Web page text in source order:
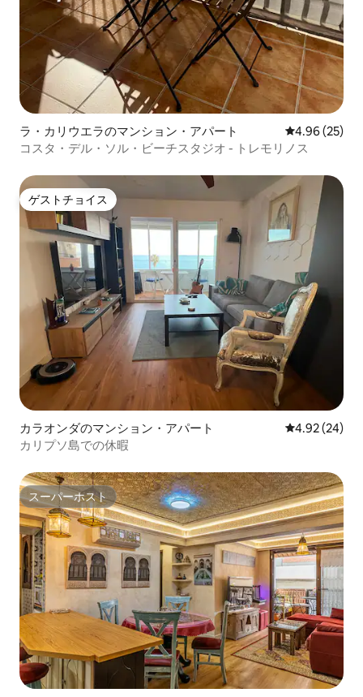
ラ・カリウエラのマンション・アパート レビュー25
4.96 (25)
コスタ・デル・ソル・ビーチスタジオ - トレモリノス
ゲストチョイス
ゲストチョイス
カラオンダのマンション・アパート レビュー24
4.92 (24)
カリプソ島での休暇
スーパーホスト
スーパーホスト